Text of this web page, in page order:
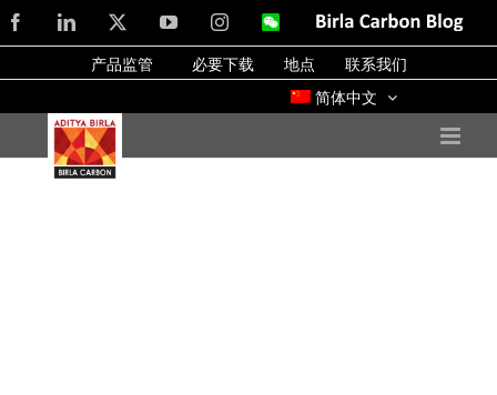
Skip
to
content
FacebookLinkedIn YouTubeInstagramWeChatBirla
Blog
产品监管 必要下载 地点
联系我们
简体中文